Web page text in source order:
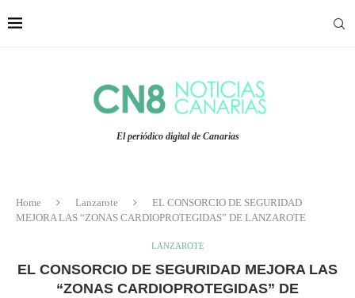
El periódico digital de Canarias
Home Lanzarote
EL CONSORCIO DE SEGURIDAD
MEJORA LAS “ZONAS CARDIOPROTEGIDAS” DE LANZAROTE
LANZAROTE
EL CONSORCIO DE SEGURIDAD MEJORA LAS
“ZONAS CARDIOPROTEGIDAS” DE